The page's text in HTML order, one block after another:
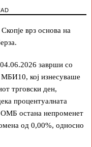
врз основа на
заврши со
кој изнесуваше
трговски ден,
процентуалната
остана непроменет
од 0,00%, односно